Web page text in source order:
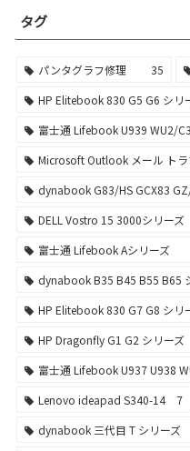
タグ
パンタグラフ修理 35
HP Elitebook 830 G5 G6 シリ
富士通 Lifebook U939 WU2/
Microsoft Outlook メール トラ
dynabook G83/HS GCX83
DELL Vostro 15 3000シリーズ
富士通 Lifebook Aシリーズ
dynabook B35 B45 B55 B65
HP Elitebook 830 G7 G8 シリ
HP Dragonfly G1 G2 シリーズ
富士通 Lifebook U937 U938
Lenovo ideapad S340-14
7
dynabook 三代目 T シリーズ